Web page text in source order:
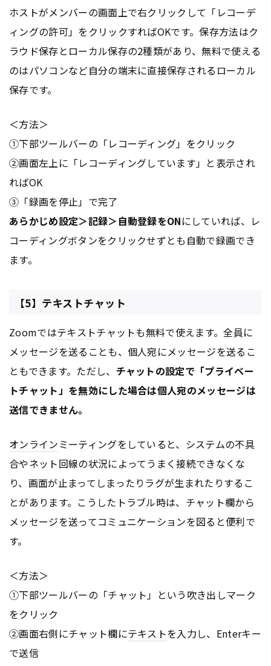
ホストがメンバーの画面上で右クリックして「レコーデ
ィングの許可」をクリックすればOKです。保存方法はク
ラウド保存とローカル保存の2種類があり、無料で使える
のはパソコンなど自分の端末に直接保存されるローカル
保存です。
＜方法＞
①下部ツールバーの「レコーディング」をクリック
②画面左上に「レコーディングしています」と表示され
ればOK
③「録画を停止」で完了
あらかじめ設定＞記録＞自動登録をONにしていれば、レ
コーディングボタンをクリックせずとも自動で録画でき
ます。
【5】テキストチャット
Zoomではテキストチャットも無料で使えます。全員に
メッセージを送ることも、個人宛にメッセージを送るこ
ともできます。ただし、 チャットの設定で「プライベー
トチャット」を無効にした場合は個人宛のメッセージは
送信できません。
オンラインミーティングをしていると、システムの不具
合やネット回線の状況によってうまく接続できなくな
り、画面が止まってしまったりラグが生まれたりするこ
とがあります。こうしたトラブル時は、チャット欄から
メッセージを送ってコミュニケーションを図ると便利で
す。
＜方法＞
①下部ツールバーの「チャット」という吹き出しマーク
をクリック
②画面右側にチャット欄にテキストを入力し、Enterキー
で送信